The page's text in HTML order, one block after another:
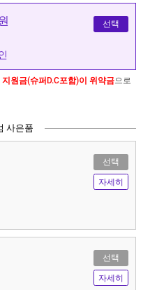
선택
원금(슈퍼D.C포함)이 위약금으로
사은품
선택
자세히
선택
자세히